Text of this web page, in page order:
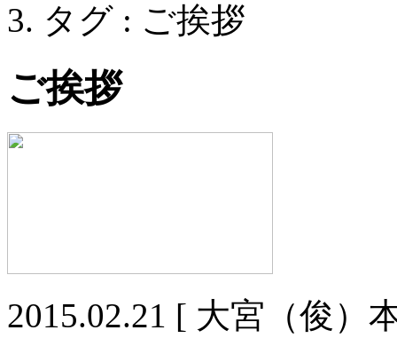
タグ : ご挨拶
ご挨拶
2015.02.21 [ 大宮（俊）